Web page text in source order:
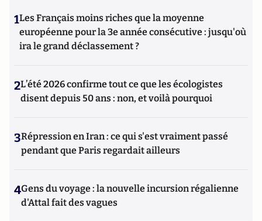
1Les Français moins riches que la moyenne
européenne pour la 3e année consécutive : jusqu'où
ira le grand déclassement ?
2L’été 2026 confirme tout ce que les écologistes
disent depuis 50 ans : non, et voilà pourquoi
3Répression en Iran : ce qui s'est vraiment passé
pendant que Paris regardait ailleurs
4Gens du voyage : la nouvelle incursion régalienne
d'Attal fait des vagues